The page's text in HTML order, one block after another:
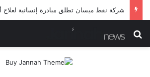
بحث عن